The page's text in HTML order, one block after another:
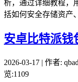
析，通过详细教程，
括如何安全存储资产
安卓比特派钱
2026-03-17 | 作者:
览:1109